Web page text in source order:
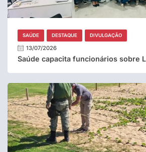
SAÚDE DESTAQUE DIVULGAÇÃO
13/07/2026
Saúde capacita funcionários sobre